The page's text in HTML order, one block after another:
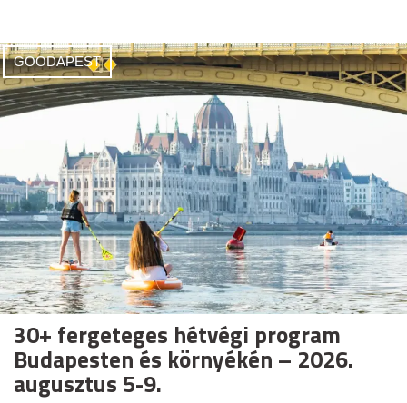
GOODAPEST
30+ fergeteges hétvégi program
Budapesten és környékén – 2026.
augusztus 5-9.